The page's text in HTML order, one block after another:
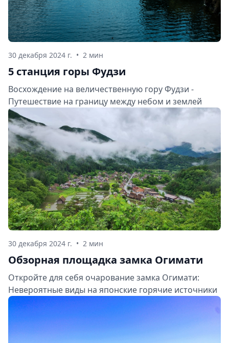
30 декабря 2024 г. • 2 мин
5 станция горы Фудзи
Восхождение на величественную гору Фудзи -
Путешествие на границу между небом и землей
30 декабря 2024 г. • 2 мин
Обзорная площадка замка Огимати
Откройте для себя очарование замка Огимати:
Невероятные виды на японские горячие источники